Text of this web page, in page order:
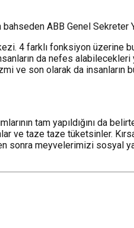
ABB Genel Sekreter
4 farklı fonksiyon üzerine
da nefes
ve son olarak da insanların
tam yapıldığını da
ve taze taze tüketsinler.
meyvelerimizi sosyal